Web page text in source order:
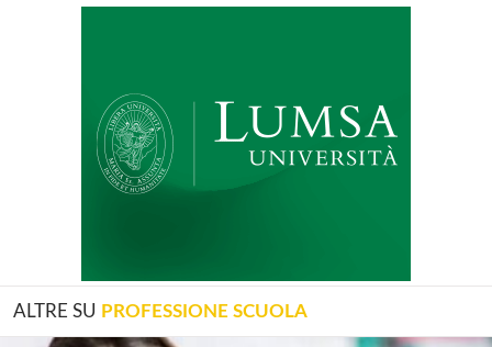
ALTRE SU PROFESSIONE SCUOLA